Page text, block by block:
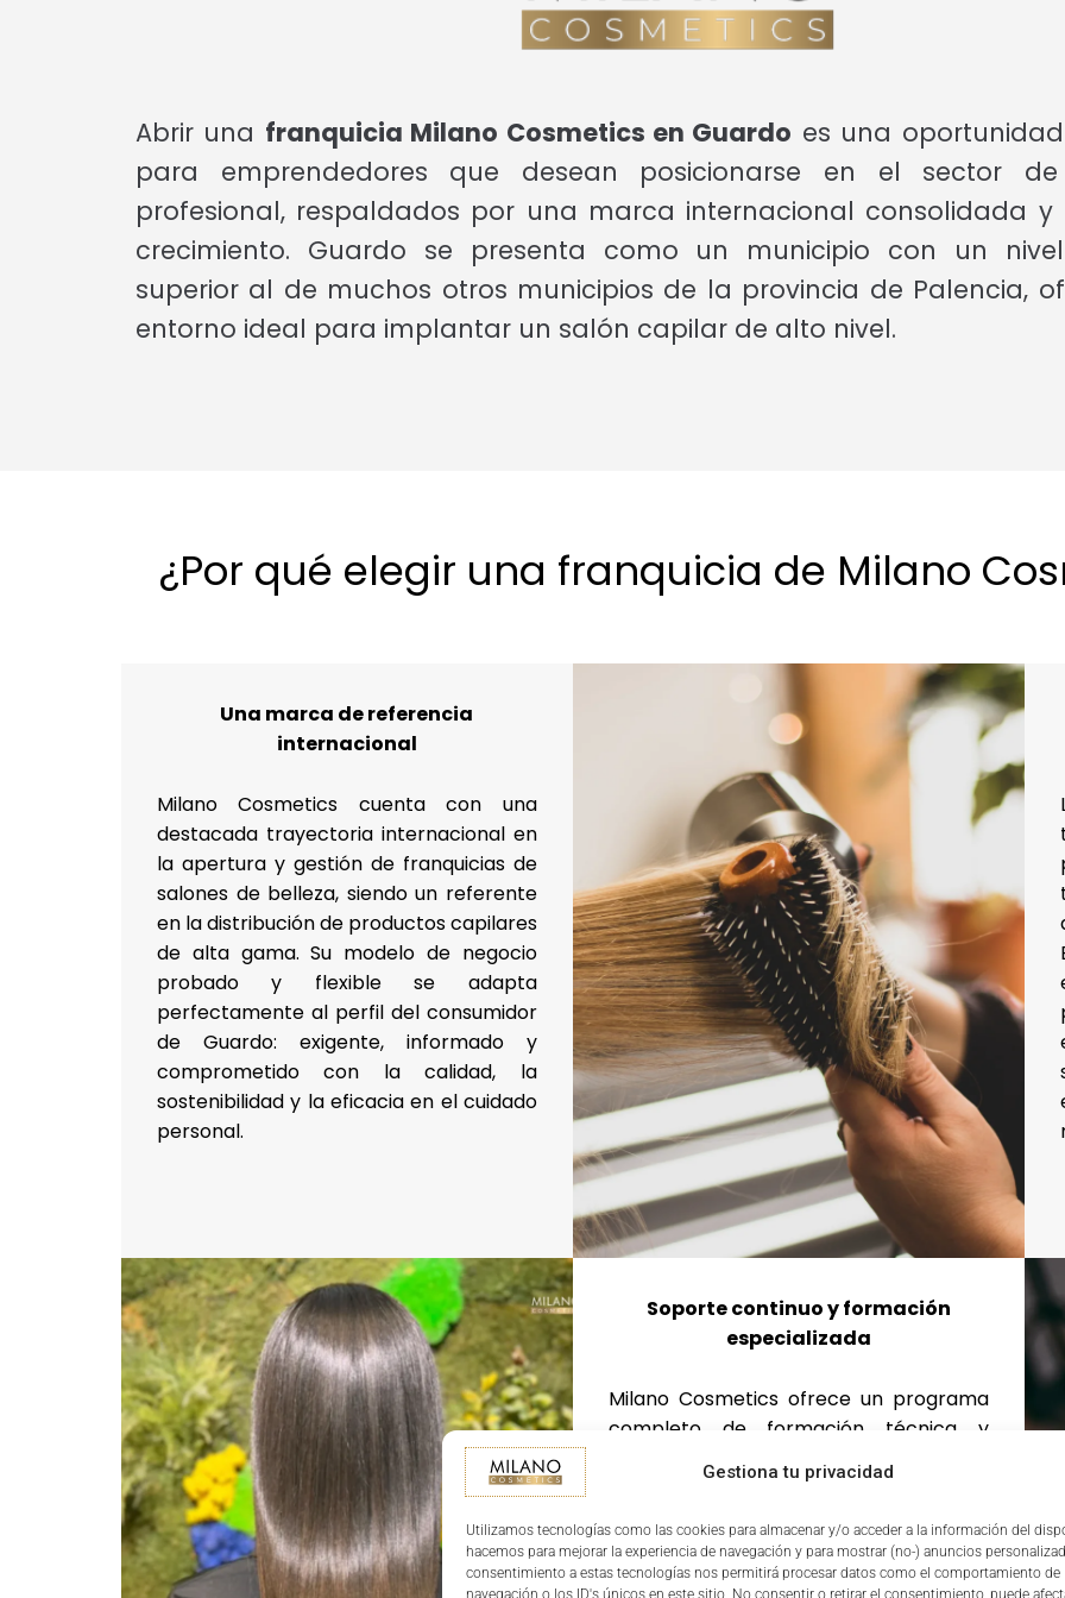
Gestiona tu privacidad
Utilizamos tecnologías como las cookies para almacenar y/o acceder a la información del
hacemos para mejorar la experiencia de navegación y para mostrar (no-) anuncios
consentimiento a estas tecnologías nos permitirá procesar datos como el comportamiento de
navegación o los ID's únicos en este sitio. No consentir o retirar el consentimiento, puede
Abrir una franquicia Milano Cosmetics en Guardo es una
para emprendedores que desean posicionarse en el sector
profesional, respaldados por una marca internacional consolidada y
crecimiento. Guardo se presenta como un municipio con un
superior al de muchos otros municipios de la provincia de Palencia,
entorno ideal para implantar un salón capilar de alto nivel.
¿Por qué elegir una franquicia de Milano
Una marca de referencia
internacional
Milano Cosmetics cuenta con una
destacada trayectoria internacional en
la apertura y gestión de franquicias de
salones de belleza, siendo un referente
en la distribución de productos capilares
de alta gama. Su modelo de negocio
probado y flexible se adapta
perfectamente al perfil del consumidor
de Guardo: exigente, informado y
comprometido con la calidad, la
sostenibilidad y la eficacia en el cuidado
personal.
Soporte continuo y formación
especializada
Milano Cosmetics ofrece un programa
completo de formación técnica y
comercial, soporte continuo en
marketing y asesoramiento
especializado en la gestión del salón.
Este acompañamiento asegura que tu
franquicia en Guardo se implante de